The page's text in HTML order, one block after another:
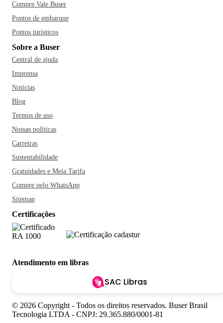
Compre Vale Buser
Pontos de embarque
Pontos turísticos
Sobre a Buser
Central de ajuda
Imprensa
Notícias
Blog
Termos de uso
Nossas políticas
Carreiras
Sustentabilidade
Gratuidades e Meia Tarifa
Compre pelo WhatsApp
Sitemap
Certificações
Atendimento em libras
SAC Libras
© 2026 Copyright - Todos os direitos reservados. Buser Brasil
Tecnologia LTDA - CNPJ: 29.365.880/0001-81